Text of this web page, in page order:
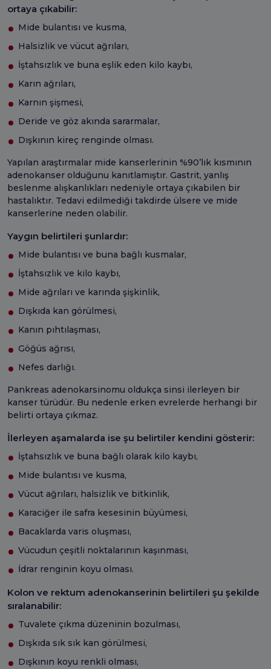
ortaya çıkabilir:
Mide bulantısı ve kusma,
Halsizlik ve vücut ağrıları,
İştahsızlık ve buna eşlik eden kilo kaybı,
Karın ağrıları,
Karnın şişmesi,
Deride ve göz akında sararmalar,
Dışkının kireç renginde olması.
Yapılan araştırmalar mide kanserlerinin %90’lık kısmının
adenokanser olduğunu kanıtlamıştır. Gastrit, yanlış
beslenme alışkanlıkları nedeniyle ortaya çıkabilen bir
hastalıktır. Tedavi edilmediği takdirde ülsere ve mide
kanserlerine neden olabilir.
Yaygın belirtileri şunlardır:
Mide bulantısı ve buna bağlı kusmalar,
İştahsızlık ve kilo kaybı,
Mide ağrıları ve karında şişkinlik,
Dışkıda kan görülmesi,
Kanın pıhtılaşması,
Göğüs ağrısı,
Nefes darlığı.
Pankreas adenokarsinomu oldukça sinsi ilerleyen bir
kanser türüdür. Bu nedenle erken evrelerde herhangi bir
belirti ortaya çıkmaz.
İlerleyen aşamalarda ise şu belirtiler kendini gösterir:
İştahsızlık ve buna bağlı olarak kilo kaybı,
Mide bulantısı ve kusma,
Vücut ağrıları, halsizlik ve bitkinlik,
Karaciğer ile safra kesesinin büyümesi,
Bacaklarda varis oluşması,
Vücudun çeşitli noktalarının kaşınması,
İdrar renginin koyu olması.
Kolon ve rektum adenokanserinin belirtileri şu şekilde
sıralanabilir:
Tuvalete çıkma düzeninin bozulması,
Dışkıda sık sık kan görülmesi,
Dışkının koyu renkli olması,